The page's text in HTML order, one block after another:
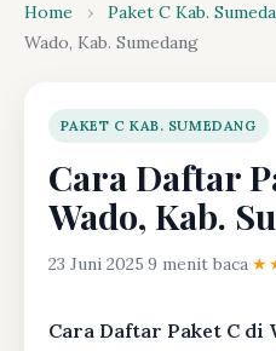
Home › Paket C Kab.
Wado, Kab. Sumedang
PAKET C KAB. SUMEDANG
Cara Daftar
Wado, Kab.
23 Juni 2025·9 menit baca·
Cara Daftar Paket C di